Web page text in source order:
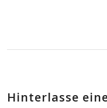
Hinterlasse